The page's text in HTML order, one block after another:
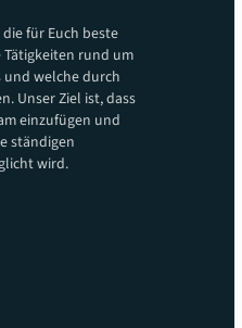
für Euch beste
rund um
welche durch
Unser Ziel ist, dass
einzufügen und
ständigen
wird.